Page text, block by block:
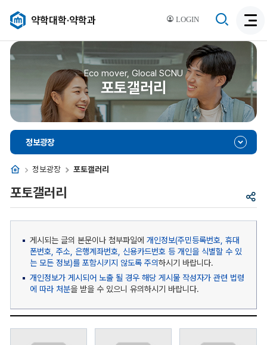
LOGIN
약학대학·약학과
색
활
성
색
Eco mover, Glocal SCNU
포토갤러리
홈 정보광장 포토갤러리
정보광장
공
포토갤러리
게시되는 글의 본문이나 첨부파일에 개인정보(주민등록번호, 휴대
폰번호, 주소, 은행계좌번호, 신용카드번호 등 개인을 식별할 수 있
는 모든 정보)를 포함시키지 않도록 주의하시기 바랍니다.
개인정보가 게시되어 노출 될 경우 해당 게시물 작성자가 관련 법령
에 따라 처분을 받을 수 있으니 유의하시기 바랍니다.